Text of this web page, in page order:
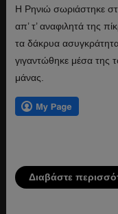
Η Ρηνιώ σωριάστηκε
απ’ τ’ αναφιλητά της
τα δάκρυα
γιγαντώθηκε μέσα της
μάνας.
Διαβάστε